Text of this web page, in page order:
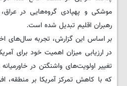
موشکی و پهپادی گروه‌هایی در
رهبران اقلیم تبدیل شده است.
بر اساس این گزارش، تجربه سال‌های
در ارزیابی میزان اهمیت خود برای
تغییر اولویت‌های واشنگتن در
که با کاهش تمرکز آمریکا بر منطقه،